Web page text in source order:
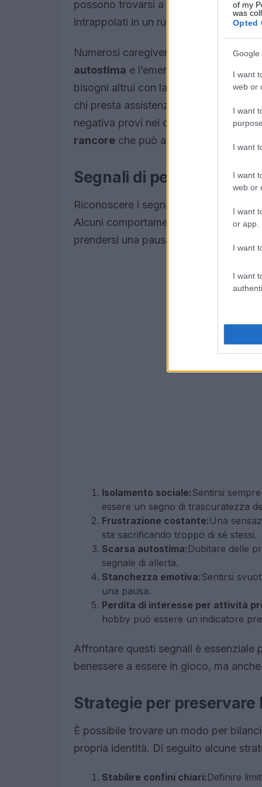
of my
was
Opted
Google
I want
web or
I want
I want
I want
web or
I want
or app.
I want
I want
possono trovarsi a mettere da parte i
intrappolati in un ruolo che può
Numerosi caregiver, in particolare
autostima e l’emergere di sintomi di
bisogni altrui con la propria salute
chi presta assistenza spesso avverte
negativa provi nei confronti della
rancore che può avere ripercussioni
Segnali di perdita di
Riconoscere i segnali di una
Alcuni comportamenti e stati d’animo
prendersi una pausa. Ecco alcuni
Isolamento sociale:Sentirsi
essere un segno di trascuratezza
Frustrazione costante: Una
sta sacrificando troppo di sé stessi.
Scarsa autostima: Dubitare delle
segnale di allerta.
Stanchezza emotiva:Sentirsi
una pausa.
Perdita di interesse per attività
hobby può essere un indicatore
Affrontare questi segnali è essenziale
benessere a essere in gioco, ma
Strategie per preservare
È possibile trovare un modo per
propria identità. Di seguito alcune
Stabilire confini chiari: Definire